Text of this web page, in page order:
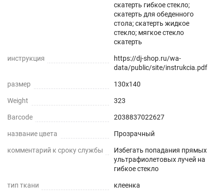
Не скрывает натуральный цвет вашего стола
Звукопоглощение
Приглушает звон столовых приборов.
Долговечно
До 5 лет использования
Гипоаллергенно
скатерть гибкое стекло;
скатерть для обеденного
стола; скатерть жидкое
стекло; мягкое стекло
скатерть
инструкция
https://dj-shop.ru/wa-
data/public/site/instrukcia.pdf
размер 130x140
Weight 323
Barcode 2038837022627
название цвета Прозрачный
комментарий к сроку службы
Избегать попадания прямых
ультрафиолетовых лучей на
гибкое стекло
тип ткани клеенка